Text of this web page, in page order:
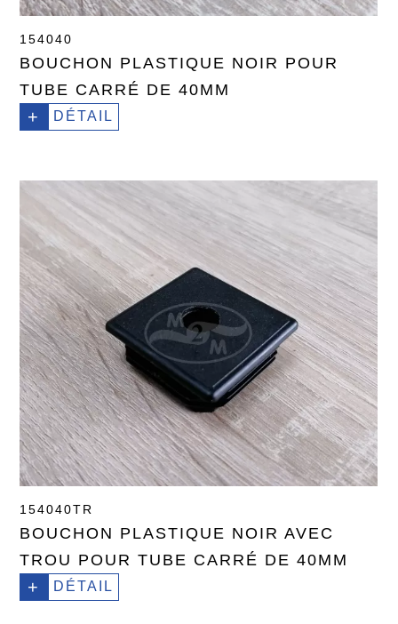
154040
BOUCHON PLASTIQUE NOIR POUR
TUBE CARRÉ DE 40MM
+ DÉTAIL
154040TR
BOUCHON PLASTIQUE NOIR AVEC
TROU POUR TUBE CARRÉ DE 40MM
+ DÉTAIL